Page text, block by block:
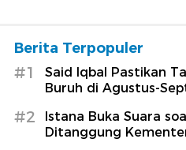
Berita Terpopuler
#1
Said Iqbal Pastikan
Buruh di Agustus-
#2
Istana Buka Suara
Ditanggung